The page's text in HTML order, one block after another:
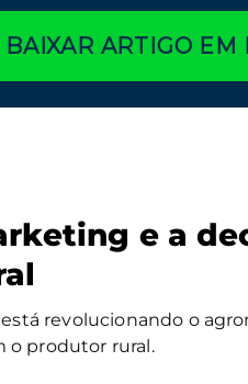
BAIXAR ARTIGO EM
e a
revolucionando o
o produtor rural.